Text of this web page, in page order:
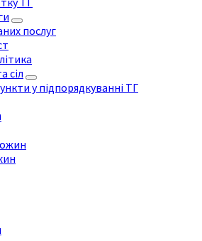
послуг
сіл
у підпорядкуванні ТГ